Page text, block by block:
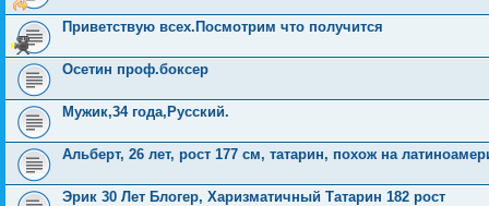
Приветствую всех.Посмотрим что получится
Осетин проф.боксер
Мужик,34 года,Русский.
Альберт, 26 лет, рост 177 см, татарин, похож на
Эрик 30 Лет Блогер, Харизматичный Татарин 182 рост